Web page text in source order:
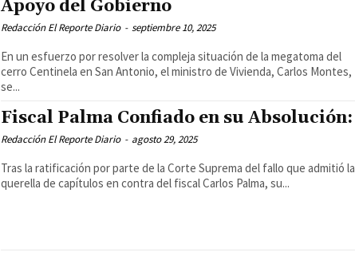
Apoyo del Gobierno
Redacción El Reporte Diario - septiembre 10, 2025
En un esfuerzo por resolver la compleja situación de la megatoma del
cerro Centinela en San Antonio, el ministro de Vivienda, Carlos Montes,
se...
Fiscal Palma Confiado en su Absolución:
Redacción El Reporte Diario - agosto 29, 2025
Tras la ratificación por parte de la Corte Suprema del fallo que admitió la
querella de capítulos en contra del fiscal Carlos Palma, su...